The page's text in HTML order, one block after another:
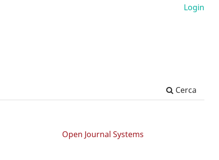
Cerca
Login
Open Journal Systems